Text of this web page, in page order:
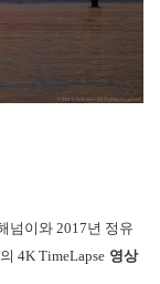
넘이와 2017년 정유
4K TimeLapse 영상